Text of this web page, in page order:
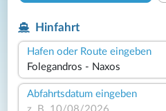
Hinfahrt
Hafen oder Route eingeben
Abfahrtsdatum eingeben